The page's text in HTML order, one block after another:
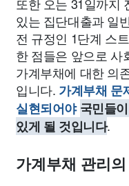
있는 집단대출과 일
전 규정인 1단계 스
한 점들은 앞으로 사
가계부채에 대한 의
입니다. 가계부채 문
실현되어야 국민들
있게 될 것입니다.
가계부채 관리